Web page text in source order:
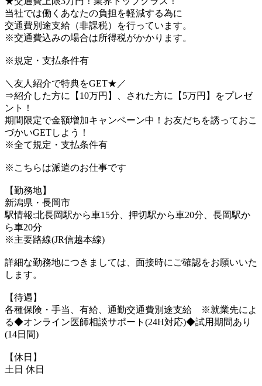
当社では働くあなたの負担を軽減する為に
交通費別途支給（非課税）を行っています。
※交通費込みの場合は所得税がかかります。
※規定・支払条件有
＼友人紹介で特典をGET★／
⇒紹介した方に【10万円】、された方に【5万円】をプレゼ
ント！
期間限定で金額増加キャンペーン中！お友だちを誘っておこ
づかいGETしよう！
※全て規定・支払条件有
※こちらは派遣のお仕事です
【勤務地】
新潟県・長岡市
駅情報:北長岡駅から車15分、押切駅から車20分、長岡駅か
ら車20分
※主要路線(JR信越本線)
詳細な勤務地につきましては、面接時にご確認をお願いいた
します。
【待遇】
各種保険・手当、有給、通勤交通費別途支給 ※就業先によ
る◆オンライン医師相談サポート(24H対応)◆試用期間あり
(14日間)
【休日】
土日 休日